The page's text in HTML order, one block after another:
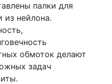
палки для
из нейлона.
обмоток делают
задач